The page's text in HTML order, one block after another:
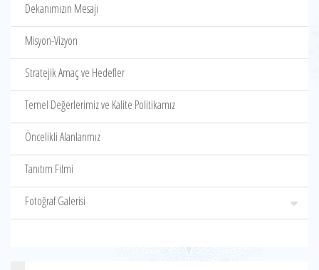
Dekanımızın Mesajı
Misyon-Vizyon
Stratejik Amaç ve Hedefler
Temel Değerlerimiz ve Kalite Politikamız
Öncelikli Alanlarımız
Tanıtım Filmi
Fotoğraf Galerisi